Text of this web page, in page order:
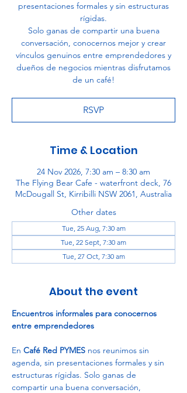
presentaciones formales y sin estructuras
rígidas.
Solo ganas de compartir una buena
conversación, conocernos mejor y crear
vínculos genuinos entre emprendedores y
dueños de negocios mientras disfrutamos
de un café!
RSVP
Time & Location
24 Nov 2026, 7:30 am – 8:30 am
The Flying Bear Cafe - waterfront deck, 76
McDougall St, Kirribilli NSW 2061, Australia
Other dates
Tue, 25 Aug, 7:30 am
Tue, 22 Sept, 7:30 am
Tue, 27 Oct, 7:30 am
About the event
Encuentros informales para conocernos
entre emprendedores
En Café Red PYMES nos reunimos sin
agenda, sin presentaciones formales y sin
estructuras rígidas. Solo ganas de
compartir una buena conversación,